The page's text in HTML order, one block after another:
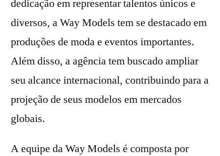
dedicação em representar talentos únicos e
diversos, a Way Models tem se destacado em
produções de moda e eventos importantes.
Além disso, a agência tem buscado ampliar
seu alcance internacional, contribuindo para a
projeção de seus modelos em mercados
globais.
A equipe da Way Models é composta por